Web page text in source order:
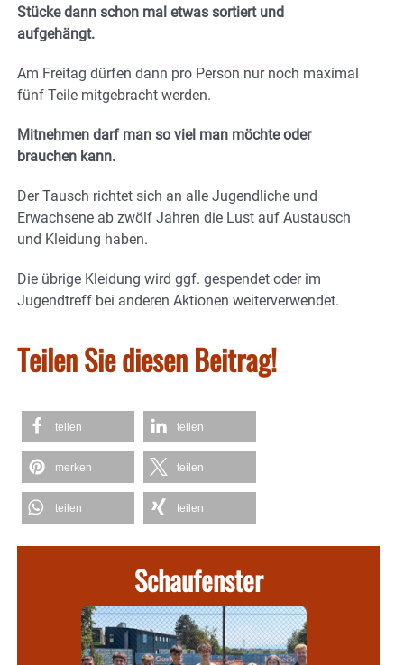
Stücke dann schon mal etwas sortiert und
aufgehängt.
Am Freitag dürfen dann pro Person nur noch maximal
fünf Teile mitgebracht werden.
Mitnehmen darf man so viel man möchte oder
brauchen kann.
Der Tausch richtet sich an alle Jugendliche und
Erwachsene ab zwölf Jahren die Lust auf Austausch
und Kleidung haben.
Die übrige Kleidung wird ggf. gespendet oder im
Jugendtreff bei anderen Aktionen weiterverwendet.
Teilen Sie diesen Beitrag!
teilen teilen
merken teilen
teilen teilen
Schaufenster